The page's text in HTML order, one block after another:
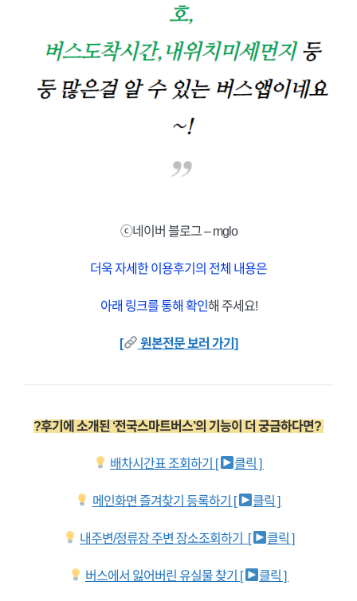
ⓒ네이버 블로그 – mglo
더욱 자세한 이용후기의 전체 내용은
아래 링크를 통해 확인해 주세요!
[ 원본전문 보러 가기]
?후기에 소개된 ‘전국스마트버스’의 기능이 더 궁금하다면?
배차시간표 조회하기 [ 클릭 ]
메인화면 즐겨찾기 등록하기 [ 클릭 ]
내주변/정류장 주변 장소조회하기 [ 클릭 ]
버스에서 잃어버린 유실물 찾기 [ 클릭 ]